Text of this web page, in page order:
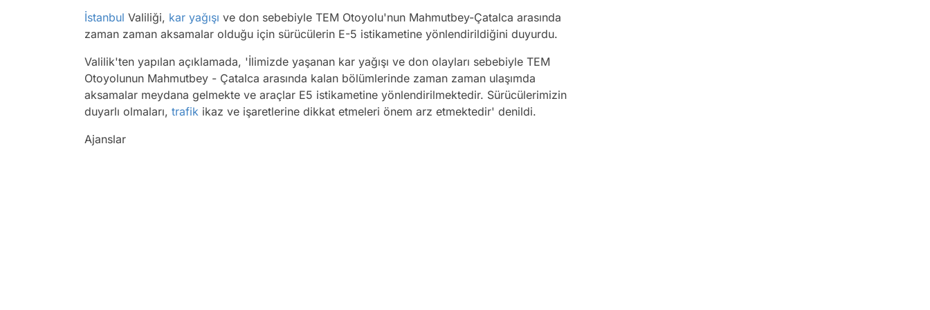
İstanbul Valiliği, kar yağışı ve don sebebiyle TEM Otoyolu'nun Mahmutbey-Çatalca arasında
zaman zaman aksamalar olduğu için sürücülerin E-5 istikametine yönlendirildiğini duyurdu.
Valilik'ten yapılan açıklamada, 'İlimizde yaşanan kar yağışı ve don olayları sebebiyle TEM
Otoyolunun Mahmutbey - Çatalca arasında kalan bölümlerinde zaman zaman ulaşımda
aksamalar meydana gelmekte ve araçlar E5 istikametine yönlendirilmektedir. Sürücülerimizin
duyarlı olmaları, trafik ikaz ve işaretlerine dikkat etmeleri önem arz etmektedir' denildi.
Ajanslar